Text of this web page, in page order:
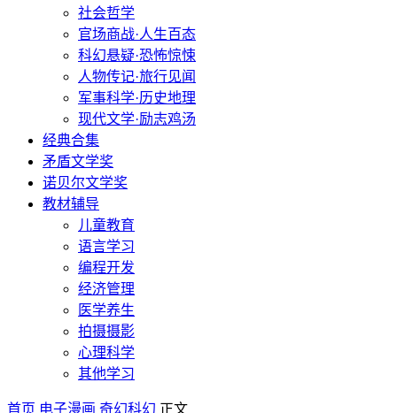
社会哲学
官场商战·人生百态
科幻悬疑·恐怖惊悚
人物传记·旅行见闻
军事科学·历史地理
现代文学·励志鸡汤
经典合集
矛盾文学奖
诺贝尔文学奖
教材辅导
儿童教育
语言学习
编程开发
经济管理
医学养生
拍摄摄影
心理科学
其他学习
首页 电子漫画 奇幻科幻 正文